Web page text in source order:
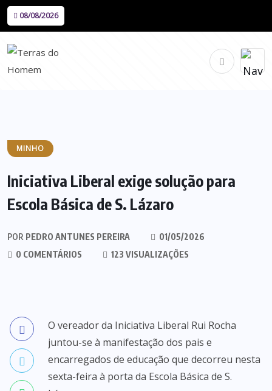
08/08/2026
MINHO
Iniciativa Liberal exige solução para
Escola Básica de S. Lázaro
POR PEDRO ANTUNES PEREIRA
01/05/2026
0 COMENTÁRIOS
123 VISUALIZAÇÕES
O vereador da Iniciativa Liberal Rui Rocha
juntou-se à manifestação dos pais e
encarregados de educação que decorreu nesta
sexta-feira à porta da Escola Básica de S.